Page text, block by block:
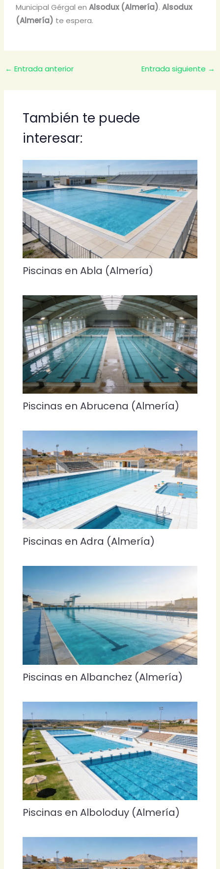
Municipal Gérgal enAlsodux (Almería).Alsodux
(Almería) te espera.
← Entrada anterior Entrada siguiente →
También te puede
interesar:
Piscinas en Abla (Almería)
Piscinas en Abrucena (Almería)
Piscinas en Adra (Almería)
Piscinas en Albanchez (Almería)
Piscinas en Alboloduy (Almería)